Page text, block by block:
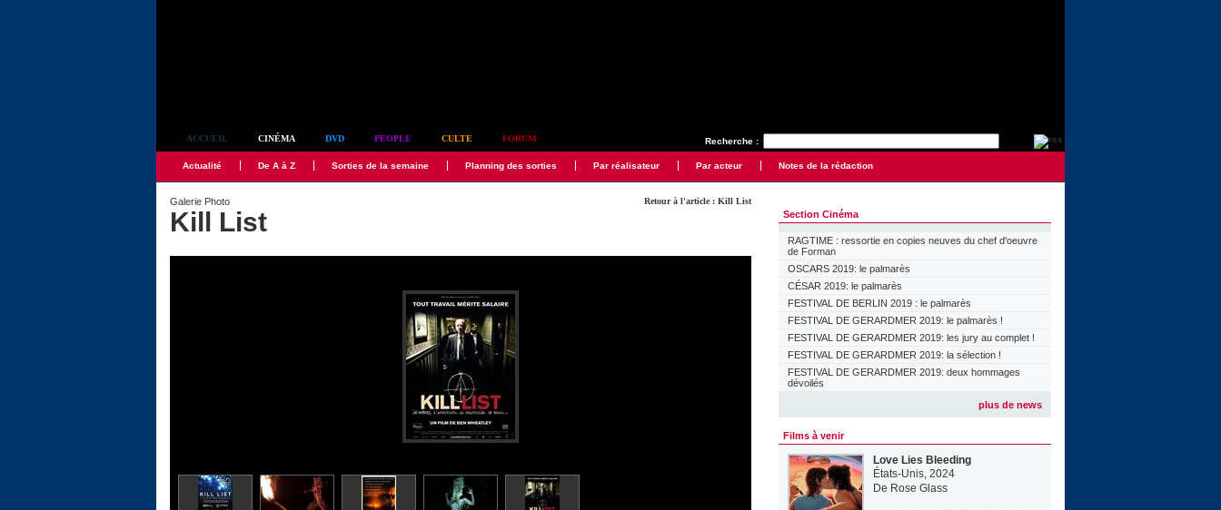
Recherche :
ACCUEIL CINÉMA DVD PEOPLE CULTE FORUM
Actualité De A à Z Sorties de la semaine Planning des sorties Par réalisateur Par acteur Notes de la rédaction
Retour à l'article : Kill List
Galerie Photo
Kill List Section Cinéma
RAGTIME : ressortie en copies neuves du chef d'oeuvre
de Forman
OSCARS 2019: le palmarès
CÉSAR 2019: le palmarès
FESTIVAL DE BERLIN 2019 : le palmarès
FESTIVAL DE GERARDMER 2019: le palmarès !
FESTIVAL DE GERARDMER 2019: les jury au complet !
FESTIVAL DE GERARDMER 2019: la sélection !
FESTIVAL DE GERARDMER 2019: deux hommages
dévoilés
plus de news
Films à venir
Love Lies Bleeding
États-Unis, 2024
De Rose Glass